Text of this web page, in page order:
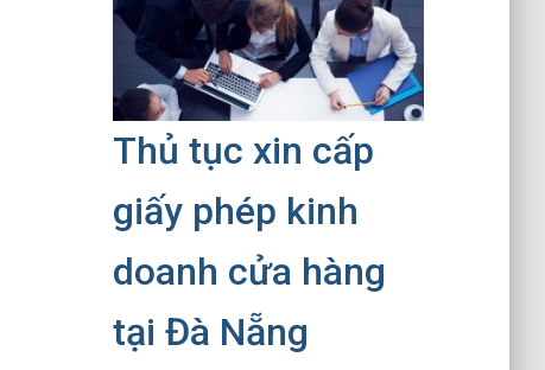
Thủ tục xin cấp
giấy phép kinh
doanh cửa hàng
tại Đà Nẵng